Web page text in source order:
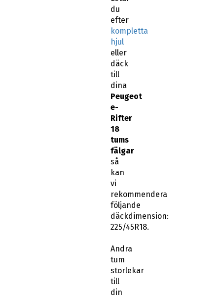
du
efter
kompletta
hjul
eller
däck
till
dina
Peugeot
e-
Rifter
18
tums
fälgar
så
kan
vi
rekommendera
följande
däckdimension:
225/45R18.
Andra
tum
storlekar
till
din